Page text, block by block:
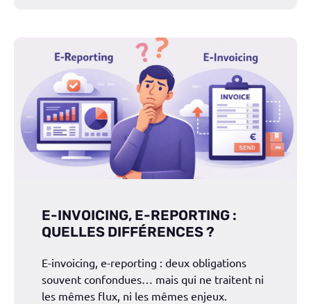
E-INVOICING, E-REPORTING :
QUELLES DIFFÉRENCES ?
E-invoicing, e-reporting : deux obligations
souvent confondues… mais qui ne traitent ni
les mêmes flux, ni les mêmes enjeux.